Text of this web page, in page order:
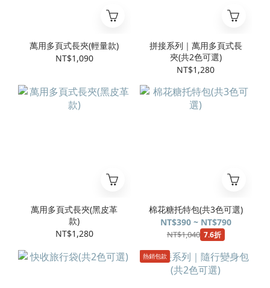
萬用多頁式長夾(輕量款)
NT$1,090
拼接系列｜萬用多頁式長
夾(共2色可選)
NT$1,280
萬用多頁式長夾(黑皮革
款)
NT$1,280
棉花糖托特包(共3色可選)
NT$390 ~ NT$790
NT$1,040 7.6折
熱銷包款